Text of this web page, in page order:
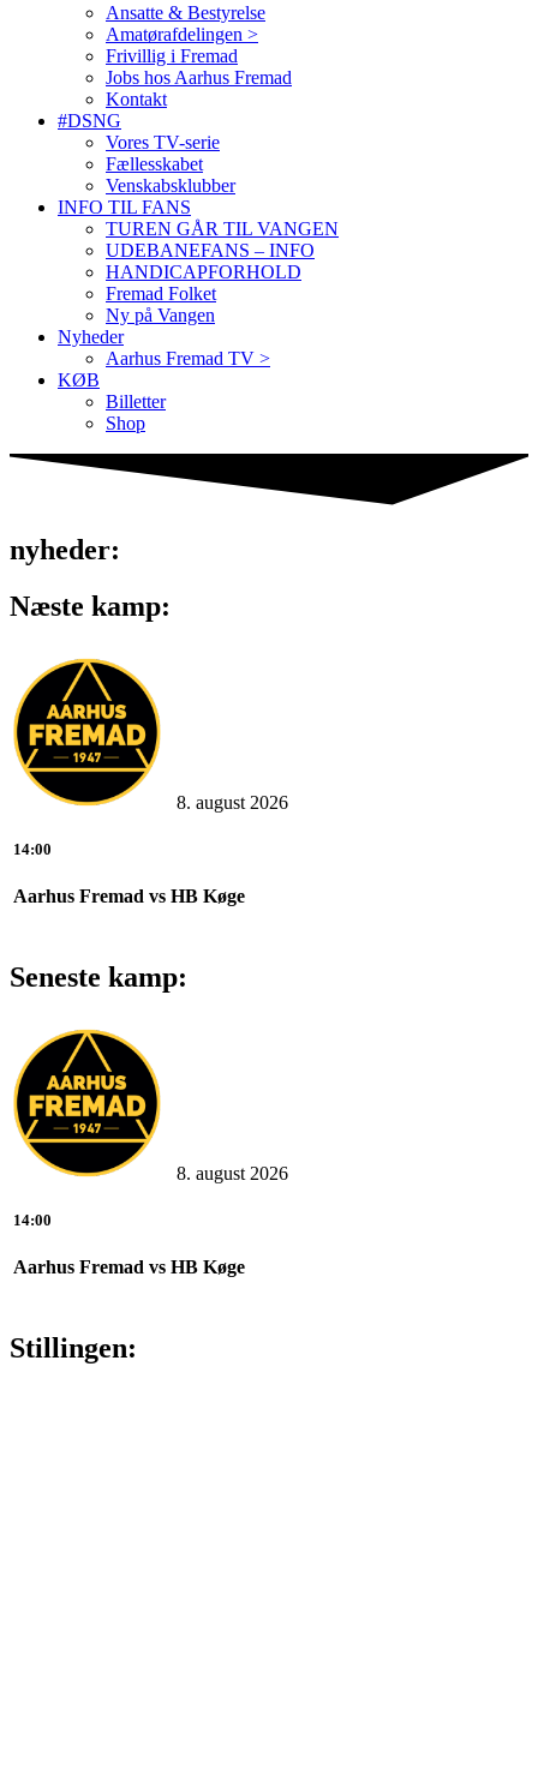
Ansatte & Bestyrelse
Amatørafdelingen >
Frivillig i Fremad
Jobs hos Aarhus Fremad
Kontakt
#DSNG
Vores TV-serie
Fællesskabet
Venskabsklubber
INFO TIL FANS
TUREN GÅR TIL VANGEN
UDEBANEFANS – INFO
HANDICAPFORHOLD
Fremad Folket
Ny på Vangen
Nyheder
Aarhus Fremad TV >
KØB
Billetter
Shop
nyheder:
Næste kamp:
8. august 2026
14:00
Aarhus Fremad vs HB Køge
Seneste kamp:
8. august 2026
14:00
Aarhus Fremad vs HB Køge
Stillingen: